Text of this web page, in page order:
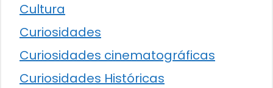
Cultura
Curiosidades
Curiosidades cinematográficas
Curiosidades Históricas